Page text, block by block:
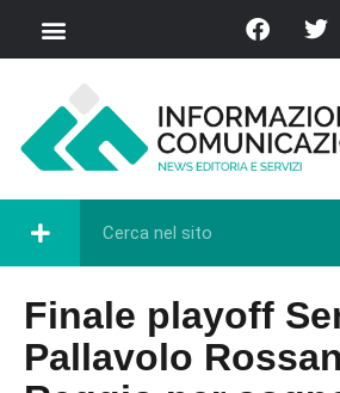
Finale playoff
Pallavolo